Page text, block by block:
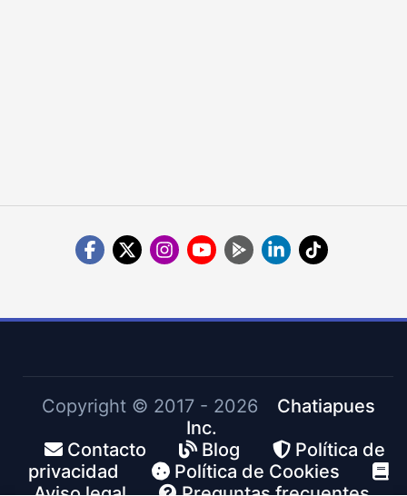
Copyright © 2017 - 2026
Chatiapues
Inc.
Contacto
Blog
Política de
privacidad
Política de Cookies